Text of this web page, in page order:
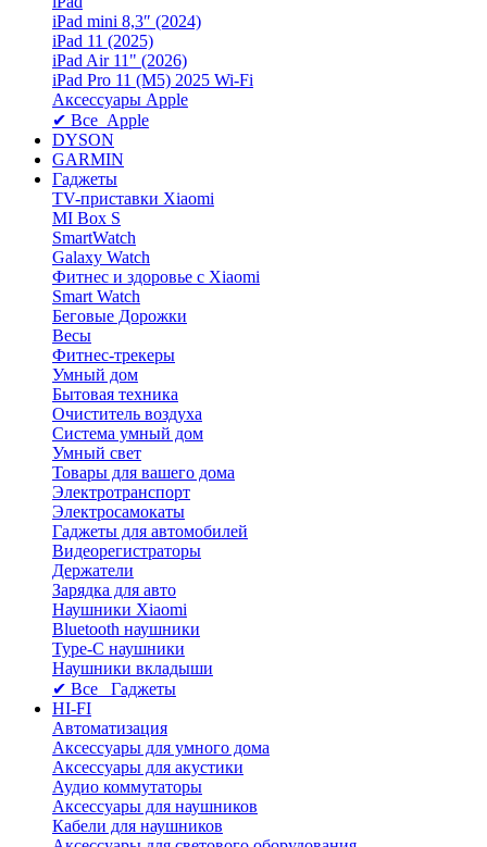
iPad mini 8,3″ (2024)
iPad 11 (2025)
iPad Air 11" (2026)
iPad Pro 11 (M5) 2025 Wi-Fi
Аксессуары Apple
✔ Все Apple
DYSON
GARMIN
Гаджеты
TV-приставки Xiaomi
MI Box S
SmartWatch
Galaxy Watch
Фитнес и здоровье с Xiaomi
Smart Watch
Беговые Дорожки
Весы
Фитнес-трекеры
Умный дом
Бытовая техника
Очиститель воздуха
Система умный дом
Умный свет
Товары для вашего дома
Электротранспорт
Электросамокаты
Гаджеты для автомобилей
Видеорегистраторы
Держатели
Зарядка для авто
Наушники Xiaomi
Bluetooth наушники
Type-C наушники
Наушники вкладыши
✔ Все Гаджеты
HI-FI
Автоматизация
Аксессуары для умного дома
Аксессуары для акустики
Аудио коммутаторы
Аксессуары для наушников
Кабели для наушников